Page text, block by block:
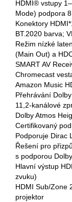
HDMI® vstupy
Mode) podpora
Konektory
BT.2020 barva;
Režim nízké
(Main Out) a
SMART AV
Chromecast
Amazon Music
Přehrávání
11,2-kanálové
Dolby Atmos
Certifikovaný
Podporuje Dirac
Řešení pro
s podporou
Hlavní výstup
zvuku)
HDMI Sub/Zone
projektor